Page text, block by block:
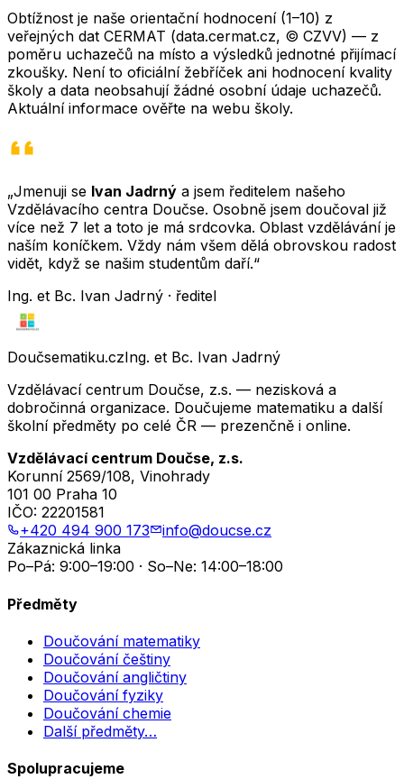
Obtížnost je naše orientační hodnocení (1–10) z
veřejných dat CERMAT (data.cermat.cz, © CZVV) — z
poměru uchazečů na místo a výsledků jednotné přijímací
zkoušky. Není to oficiální žebříček ani hodnocení kvality
školy a data neobsahují žádné osobní údaje uchazečů.
Aktuální informace ověřte na webu školy.
„Jmenuji se Ivan Jadrný a jsem ředitelem našeho
Vzdělávacího centra Doučse. Osobně jsem doučoval již
více než 7 let a toto je má srdcovka. Oblast vzdělávání je
naším koníčkem. Vždy nám všem dělá obrovskou radost
vidět, když se našim studentům daří.“
Ing. et Bc. Ivan Jadrný · ředitel
Doučsematiku.czIng. et Bc. Ivan Jadrný
Vzdělávací centrum Doučse, z.s. — nezisková a
dobročinná organizace. Doučujeme matematiku a další
školní předměty po celé ČR — prezenčně i online.
Vzdělávací centrum Doučse, z.s.
Korunní 2569/108, Vinohrady
101 00 Praha 10
IČO: 22201581
+420 494 900 173
info@doucse.cz
Zákaznická linka
Po–Pá: 9:00–19:00 · So–Ne: 14:00–18:00
Předměty
Doučování matematiky
Doučování češtiny
Doučování angličtiny
Doučování fyziky
Doučování chemie
Další předměty…
Spolupracujeme